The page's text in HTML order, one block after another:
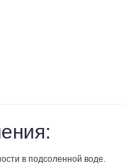
в подсоленной воде.